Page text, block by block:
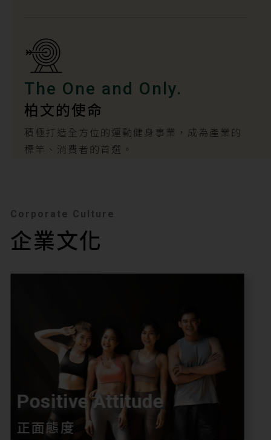
The One and Only.
柏文的使命
積極打造全方位的運動健身事業，成為產業的
標竿、消費者的首選。
Corporate Culture
企業文化
Positive Attitude
正面態度